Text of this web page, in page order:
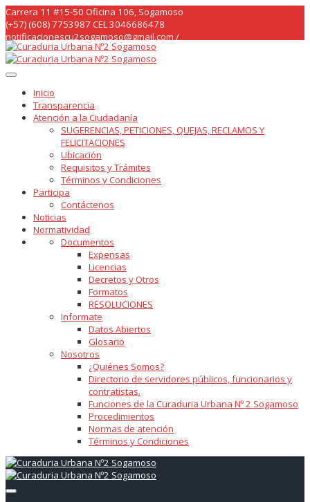
Skip
to
content
Carrera 11 #15-50 Oficina 106, Sogamoso
(+57) (608) 7753987 CEL 3046686478
notificacionescu2sogamoso@gmail.com /
curaduria2sogamoso@gmail.com /
Inicio
Transparencia
Atención a la Ciudadanía
SUGERENCIAS, PETICIONES, QUEJAS, RECLAMOS Y
FELICITACIONES
Ubicación
Requisitos y Trámites
Términos y Condiciones
Participa
Contáctenos
Noticias
Normatividad
Documentos
Expensas
Licencias
Decretos y Otros
Formatos
RESOLUCIONES
Informate
Datos Abiertos
Glosario
Nosotros
¿Quiénes Somos?
Directorio de servidores públicos, funcionarios y
contratistas.
Funciones de la Curaduria Urbana Nº 2 Sogamoso
Procedimientos
Normas de atención
Términos y Condiciones